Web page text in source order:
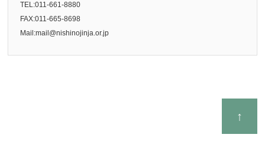
TEL:011-661-8880
FAX:011-665-8698
Mail:mail@nishinojinja.or.jp
↑